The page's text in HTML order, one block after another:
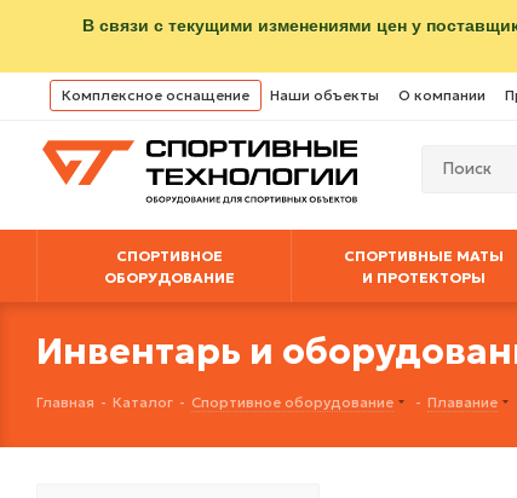
В связи с текущими изменениями цен у
Комплексное оснащение Наши объекты О компании
СПОРТИВНОЕ
ОБОРУДОВАНИЕ
СПОРТИВНЫЕ МАТЫ
И ПРОТЕКТОРЫ
Инвентарь и
Главная - Каталог - Спортивное оборудование - Плавание